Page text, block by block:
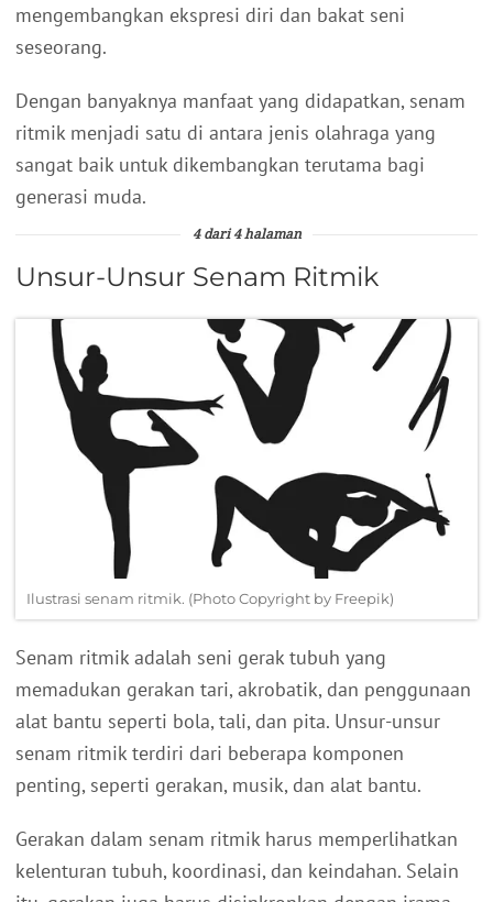
mengembangkan ekspresi diri dan bakat seni
seseorang.
Dengan banyaknya manfaat yang didapatkan, senam
ritmik menjadi satu di antara jenis olahraga yang
sangat baik untuk dikembangkan terutama bagi
generasi muda.
4 dari 4 halaman
Unsur-Unsur Senam Ritmik
Ilustrasi senam ritmik. (Photo Copyright by Freepik)
Senam ritmik adalah seni gerak tubuh yang
memadukan gerakan tari, akrobatik, dan penggunaan
alat bantu seperti bola, tali, dan pita. Unsur-unsur
senam ritmik terdiri dari beberapa komponen
penting, seperti gerakan, musik, dan alat bantu.
Gerakan dalam senam ritmik harus memperlihatkan
kelenturan tubuh, koordinasi, dan keindahan. Selain